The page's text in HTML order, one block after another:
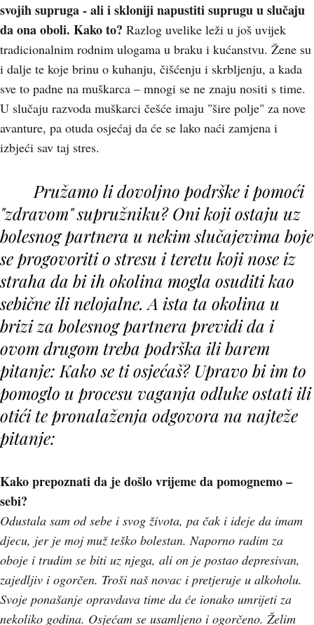
svojih supruga - ali i skloniji napustiti suprugu u slučaju
da ona oboli. Kako to? Razlog uvelike leži u još uvijek
tradicionalnim rodnim ulogama u braku i kućanstvu. Žene su
i dalje te koje brinu o kuhanju, čišćenju i skrbljenju, a kada
sve to padne na muškarca – mnogi se ne znaju nositi s time.
U slučaju razvoda muškarci češće imaju "šire polje" za nove
avanture, pa otuda osjećaj da će se lako naći zamjena i
izbjeći sav taj stres.
Pružamo li dovoljno podrške i pomoći
"zdravom" supružniku?Oni koji ostaju uz
bolesnog partnera u nekim slučajevima boje
se progovoriti o stresu i teretu koji nose iz
straha da bi ih okolina mogla osuditi kao
sebične ili nelojalne. A ista ta okolina u
brizi za bolesnog partnera previdi da i
ovom drugom treba podrška ili barem
pitanje: Kako se ti osjećaš?Upravo bi im to
pomoglo u procesu vaganja odluke ostati ili
otići te pronalaženja odgovora na najteže
pitanje:
Kako prepoznati da je došlo vrijeme da pomognemo –
sebi?
Odustala sam od sebe i svog života, pa čak i ideje da imam
djecu, jer je moj muž teško bolestan. Naporno radim za
oboje i trudim se biti uz njega, ali on je postao depresivan,
zajedljiv i ogorčen. Troši naš novac i pretjeruje u alkoholu.
Svoje ponašanje opravdava time da će ionako umrijeti za
nekoliko godina. Osjećam se usamljeno i ogorčeno. Želim